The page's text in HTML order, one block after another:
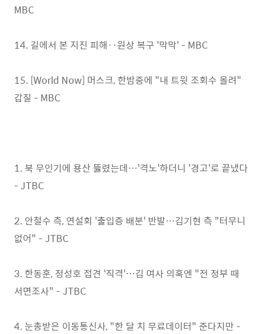
MBC
14. 길에서 본 지진 피해‥원상 복구 '막막' - MBC
15. [World Now] 머스크, 한밤중에 "내 트윗 조회수 올려"
갑질 - MBC
1. 북 무인기에 용산 뚫렸는데…'격노'하더니 '경고'로 끝냈다
- JTBC
2. 안철수 측, 연설회 '출입증 배분' 반발…김기현 측 "터무니
없어" - JTBC
3. 한동훈, 정성호 접견 '직격'…김 여사 의혹엔 "전 정부 때
서면조사" - JTBC
4. 눈총받은 이동통신사, "한 달 치 무료데이터" 준다지만 -